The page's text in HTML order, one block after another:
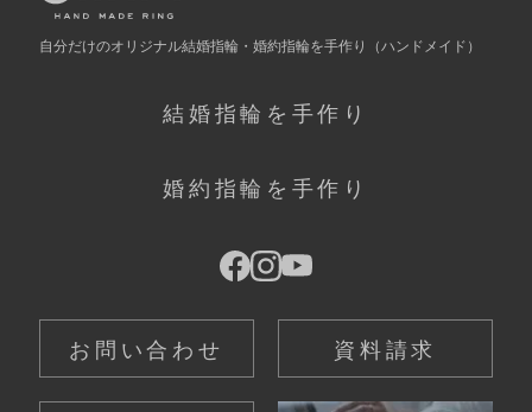
自分だけのオリジナル結婚指輪・婚約指輪を手作り （ハンドメイド）
結婚指輪を手作り
婚約指輪を手作り
お問い合わせ 資料請求